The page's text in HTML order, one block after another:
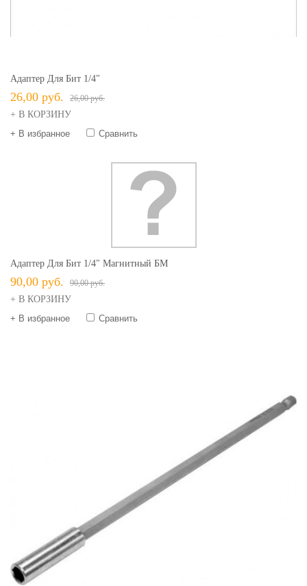
Адаптер Для Бит 1/4"
26,00 руб. 26,00 руб.
+ В КОРЗИНУ
+ В избранное
Сравнить
Адаптер Для Бит 1/4" Магнитный БМ
90,00 руб. 90,00 руб.
+ В КОРЗИНУ
+ В избранное
Сравнить